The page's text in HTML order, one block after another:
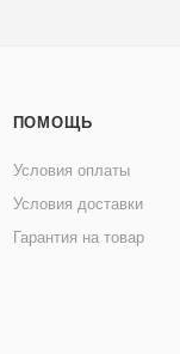
ПОМОЩЬ
Условия оплаты
Условия доставки
Гарантия на товар